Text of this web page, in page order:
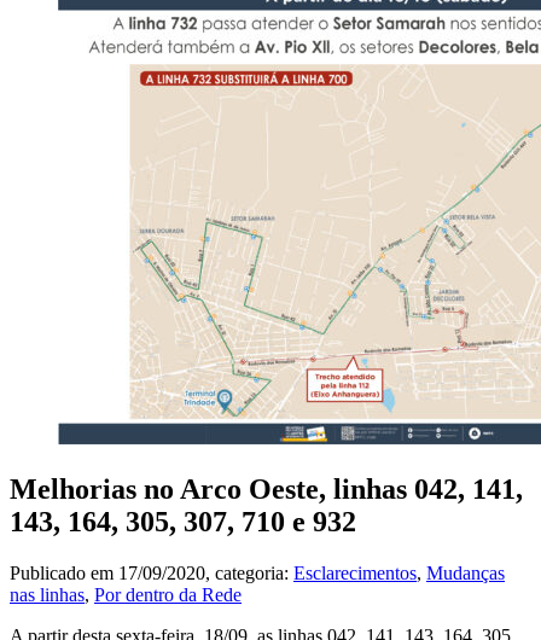
Melhorias no Arco Oeste, linhas 042, 141,
143, 164, 305, 307, 710 e 932
Publicado em 17/09/2020, categoria: Esclarecimentos, Mudanças
nas linhas, Por dentro da Rede
A partir desta sexta-feira, 18/09, as linhas 042, 141, 143, 164, 305,